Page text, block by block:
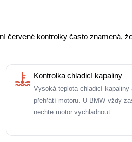
červené kontrolky často znamená,
Kontrolka chladicí kapaliny
Vysoká teplota chladicí kapaliny
přehřátí motoru. U BMW vždy
nechte motor vychladnout.